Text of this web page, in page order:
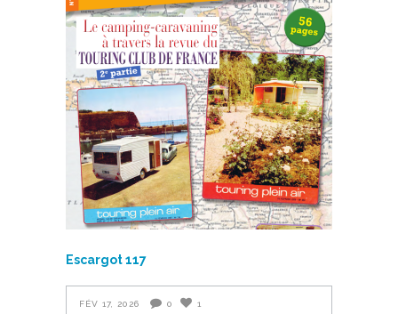
Escargot 117
FÉV 17, 2026 0 1